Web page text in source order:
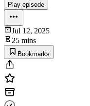
Play episode
Jul 12, 2025
25 mins
Bookmarks